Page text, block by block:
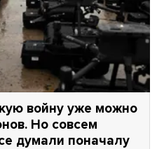
войну уже можно
Но совсем
думали поначалу